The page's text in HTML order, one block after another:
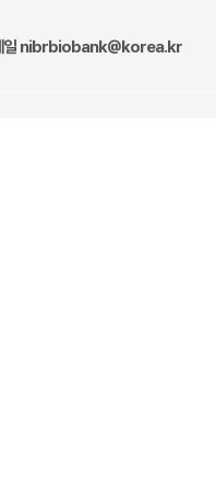
일 nibrbiobank@korea.kr